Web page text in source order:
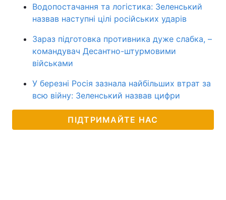
Водопостачання та логістика: Зеленський
назвав наступні цілі російських ударів
Зараз підготовка противника дуже слабка, –
командувач Десантно-штурмовими
військами
У березні Росія зазнала найбільших втрат за
всю війну: Зеленський назвав цифри
ПІДТРИМАЙТЕ НАС